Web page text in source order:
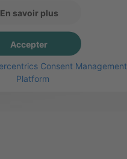
En savoir plus
Accepter
Consent Management
Platform